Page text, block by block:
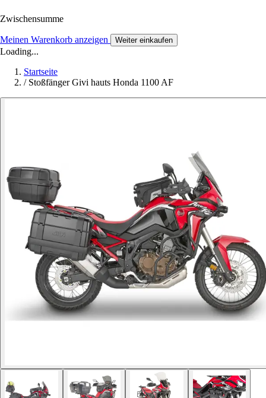
Zwischensumme
Meinen Warenkorb anzeigen Weiter einkaufen
Loading...
Startseite
/ Stoßfänger Givi hauts Honda 1100 AF